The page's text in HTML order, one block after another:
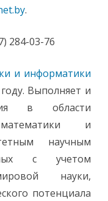
.
284-03-76
и информатики
Выполняет и
в области
и
научным
с учетом
науки,
потенциала